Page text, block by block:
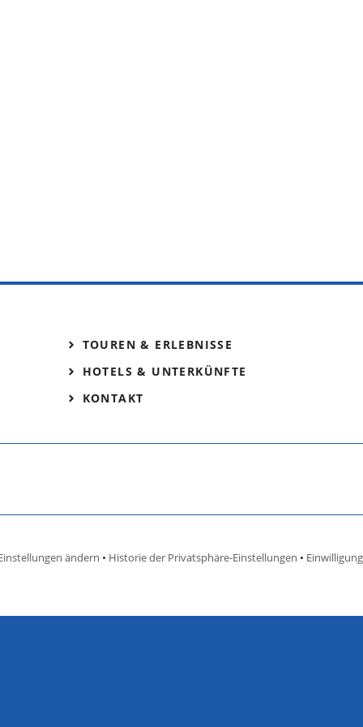
TOUREN & ERLEBNISSE
HOTELS & UNTERKÜNFTE
KONTAKT
ändern • Historie der Privatsphäre-Einstellungen •